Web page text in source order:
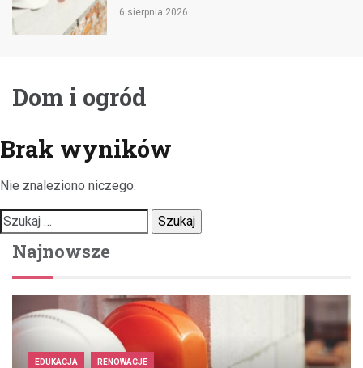
6 sierpnia 2026
Dom i ogród
Brak wyników
Nie znaleziono niczego.
Szukaj:
Najnowsze
EDUKACJA RENOWACJE